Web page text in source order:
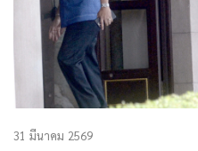
31 มีนาคม 2569